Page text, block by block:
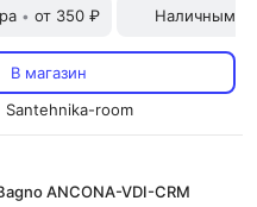
• от 350 ₽ Наличными
В магазин
Santehnika-room
ANCONA-VDI-CRM